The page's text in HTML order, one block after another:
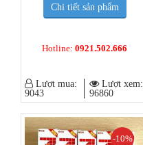
Chi tiết sản phẩm
Hotline: 0921.502.666
Lượt mua:
9043
Lượt xem:
96860
-10%